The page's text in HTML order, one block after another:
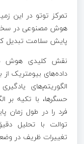
تمرکز توتو در این
هوش مصنوعی در
پایش سلامت تبدیل
نقش کلیدی هوش
داده‌های بیومتریک از
الگوریتم‌های
حسگرها، با تکیه بر
فرد را در طول
توالت با تحلیل
تغییرات ظریف در